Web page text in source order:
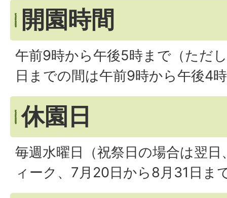
開園時間
午前9時から午後5時まで（ただ
日までの間は午前9時から午後4
休園日
毎週水曜日（祝祭日の場合は翌
ィーク、7月20日から8月31日ま